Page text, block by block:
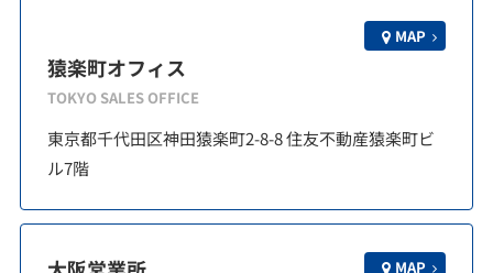
猿楽町オフィス
TOKYO SALES OFFICE
MAP
東京都千代田区神田猿楽町2-8-8 住友不動産猿楽町ビ
ル7階
MAP